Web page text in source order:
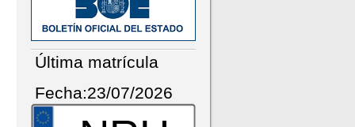
Última matrícula
Fecha:23/07/2026